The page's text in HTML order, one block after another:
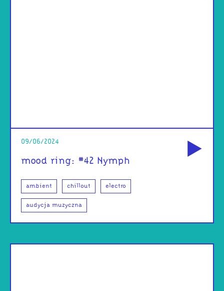
09/06/2024
mood ring: #42 Nymph
ambient chillout electro
audycja muzyczna